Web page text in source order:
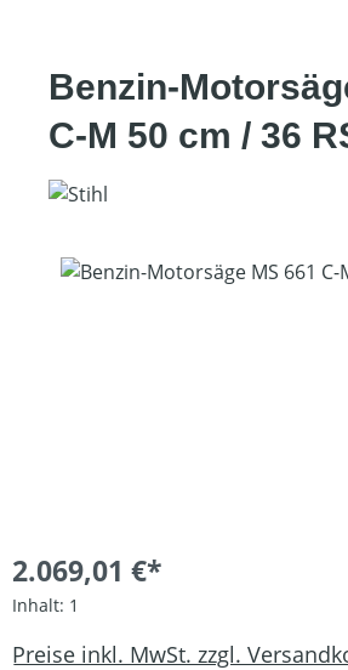
Benzin-
C-M 50 cm / 36
Bildergalerie überspringen
2.069,01 €*
Inhalt: 1
Preise inkl. MwSt. zzgl.